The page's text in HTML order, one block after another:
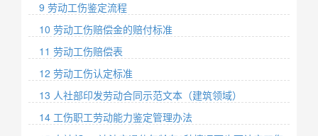
9 劳动工伤鉴定流程
10 劳动工伤赔偿金的赔付标准
11 劳动工伤赔偿表
12 劳动工伤认定标准
13 人社部印发劳动合同示范文本（建筑领域）
14 工伤职工劳动能力鉴定管理办法